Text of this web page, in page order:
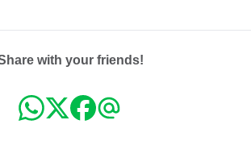
with your friends!